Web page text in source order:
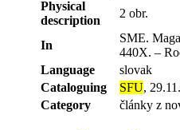
Physical
description
2 obr.
In
SME.
440X. –
Language
slovak
Cataloguing
SFU,
Category
články z